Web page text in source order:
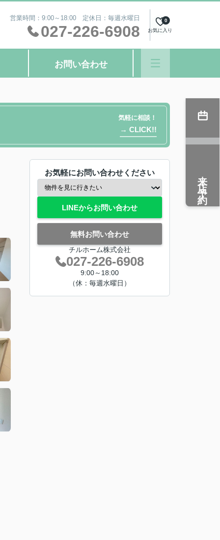
営業時間：9:00～18:00 定休日：毎週水曜日
027-226-6908 お気に入り
0
お問い合わせ
気軽に相談！
→ CLICK!!
お気軽にお問い合わせください
LINEからお問い合わせ
無料お問い合わせ
チルホーム株式会社
027-226-6908
9:00～18:00
（休：毎週水曜日）
来店予約